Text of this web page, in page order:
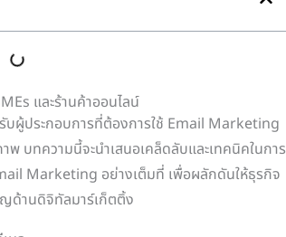
และร้านค้าออนไลน์
บผู้ประกอบการที่ต้องการใช้ Email Marketing
พ บทความนี้จะนำเสนอเคล็ดลับและเทคนิคในการ
Marketing อย่างเต็มที่ เพื่อผลักดันให้ธุรกิจ
ด้านดิจิทัลมาร์เก็ตติ้ง